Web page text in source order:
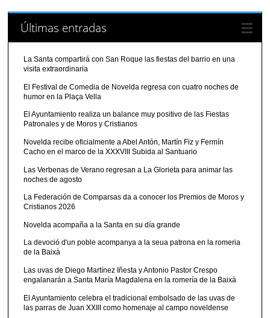
Últimas entradas
La Santa compartirá con San Roque las fiestas del barrio en una
visita extraordinaria
El Festival de Comedia de Novelda regresa con cuatro noches de
humor en la Plaça Vella
El Ayuntamiento realiza un balance muy positivo de las Fiestas
Patronales y de Moros y Cristianos
Novelda recibe oficialmente a Abel Antón, Martín Fiz y Fermín
Cacho en el marco de la XXXVIII Subida al Santuario
Las Verbenas de Verano regresan a La Glorieta para animar las
noches de agosto
La Federación de Comparsas da a conocer los Premios de Moros y
Cristianos 2026
Novelda acompaña a la Santa en su día grande
La devoció d'un poble acompanya a la seua patrona en la romeria
de la Baixà
Las uvas de Diego Martínez Iñesta y Antonio Pastor Crespo
engalanarán a Santa María Magdalena en la romería de la Baixà
El Ayuntamiento celebra el tradicional embolsado de las uvas de
las parras de Juan XXIII como homenaje al campo noveldense